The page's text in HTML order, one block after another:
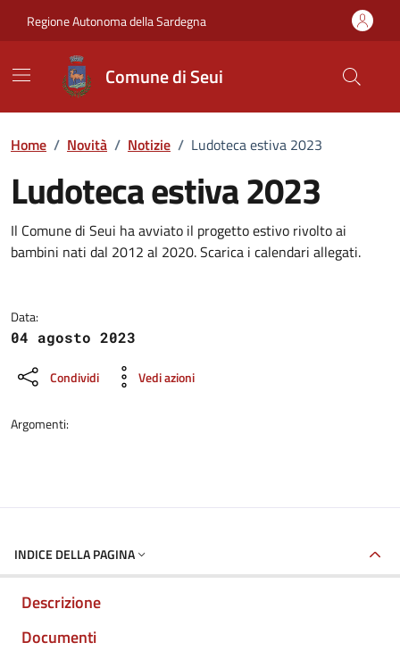
Regione Autonoma della Sardegna
Comune di Seui
Home / Novità / Notizie / Ludoteca estiva 2023
Ludoteca estiva 2023
Dettagli della notizia
Il Comune di Seui ha avviato il progetto estivo rivolto ai
bambini nati dal 2012 al 2020. Scarica i calendari allegati.
Data:
04 agosto 2023
Condividi Vedi azioni
Argomenti:
INDICE DELLA PAGINA
Descrizione
Documenti